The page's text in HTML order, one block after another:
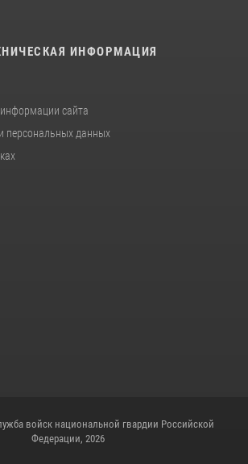
ИНФОРМАЦИЯ
сайта
персональных данных
войск национальной гвардии Российской
Федерации, 2026